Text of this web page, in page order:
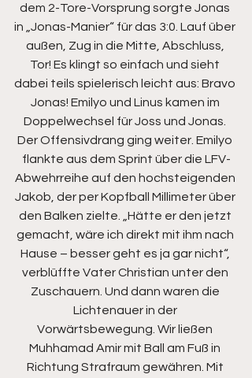
dem 2-Tore-Vorsprung sorgte Jonas
in „Jonas-Manier“ für das 3:0. Lauf über
außen, Zug in die Mitte, Abschluss,
Tor! Es klingt so einfach und sieht
dabei teils spielerisch leicht aus: Bravo
Jonas! Emilyo und Linus kamen im
Doppelwechsel für Joss und Jonas.
Der Offensivdrang ging weiter. Emilyo
flankte aus dem Sprint über die LFV-
Abwehrreihe auf den hochsteigenden
Jakob, der per Kopfball Millimeter über
den Balken zielte. „Hätte er den jetzt
gemacht, wäre ich direkt mit ihm nach
Hause – besser geht es ja gar nicht“,
verblüffte Vater Christian unter den
Zuschauern. Und dann waren die
Lichtenauer in der
Vorwärtsbewegung. Wir ließen
Muhhamad Amir mit Ball am Fuß in
Richtung Strafraum gewähren. Mit